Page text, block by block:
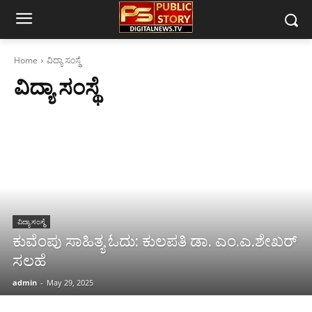
Home ವಿದ್ಯಾ ಸಂಸ್ಥೆ
ವಿದ್ಯಾ ಸಂಸ್ಥೆ
ವಿದ್ಯಾ ಸಂಸ್ಥೆ
ಕುವೆಂಪು ಸಾಹಿತ್ಯ ಓದು: ಕುಲಪತಿ ಡಾ. ಎಂ.ಎ.ಶೇಖರ್
ಸಲಹೆ
admin - May 29, 2025